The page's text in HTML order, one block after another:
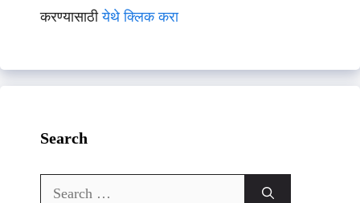
करण्यासाठीयेथे क्लिक करा
Search
Search